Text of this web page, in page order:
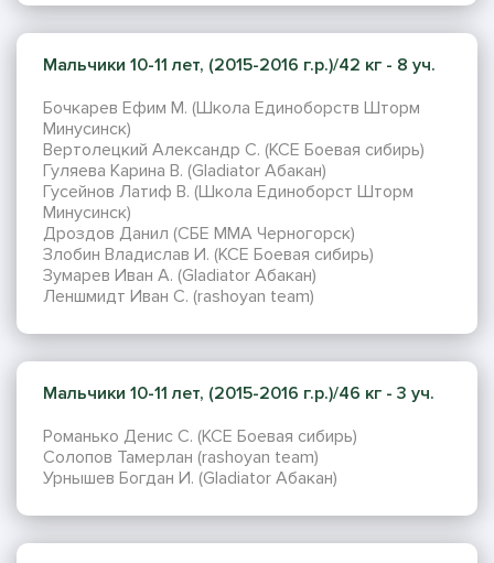
Мальчики 10-11 лет, (2015-2016 г.р.)/42 кг - 8 уч.
Бочкарев Ефим М. (Школа Единоборств Шторм
Минусинск)
Вертолецкий Александр С. (KCE Боевая сибирь)
Гуляева Карина В. (Gladiator Абакан)
Гусейнов Латиф В. (Школа Единоборст Шторм
Минусинск)
Дроздов Данил (СБЕ ММА Черногорск)
Злобин Владислав И. (KCE Боевая сибирь)
Зумарев Иван А. (Gladiator Абакан)
Леншмидт Иван С. (rashoyan team)
Мальчики 10-11 лет, (2015-2016 г.р.)/46 кг - 3 уч.
Романько Денис С. (КСЕ Боевая сибирь)
Солопов Тамерлан (rashoyan team)
Урнышев Богдан И. (Gladiator Абакан)